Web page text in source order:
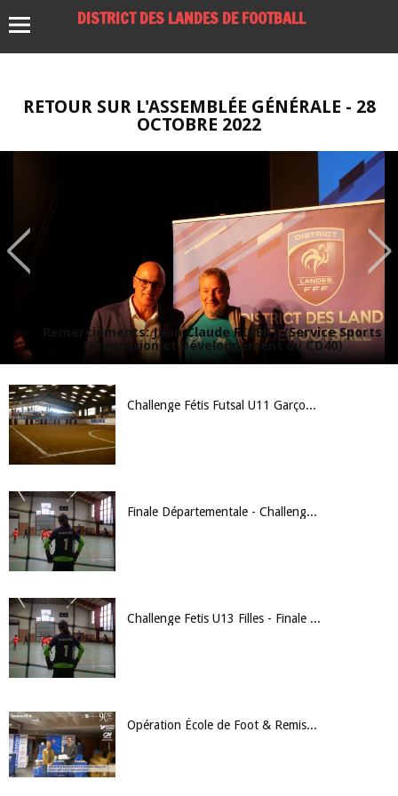
DISTRICT DES LANDES DE FOOTBALL
RETOUR SUR L'ASSEMBLÉE GÉNÉRALE - 28
OCTOBRE 2022
Remerciements: Jean Claude RIBERT (Service Sports
Intégration et Développement du CD40)
Challenge Fétis Futsal U11 Garçons - Finale Départementale
Finale Départementale - Challenge Fétis U13 Filles
Challenge Fetis U13 Filles - Finale Départementale
Opération École de Foot & Remises des Labels FFF Crédit Agricole / Seniors LFNA